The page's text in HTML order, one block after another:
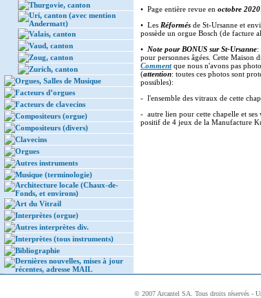
Thurgovie, canton
Uri, canton (avec mention
Andermatt)
Valais, canton
Vaud, canton
Zoug, canton
Zurich, canton
Orgues, Salles de Musique
Facteurs d’orgues
Facteurs de clavecins
Compositeurs (orgue)
Compositeurs (divers)
Clavecins
Orgues
Autres instruments
Musique (terminologie)
Architecture locale (Chaux-de-
Fonds, et environs)
Art du Vitrail
Interprètes (orgue)
Autres interprètes div.
Interprètes (tous instruments)
Bibliographie
Dernières nouvelles, mises à jour
récentes, adresse MAIL
• Page entière revue en octobre 2020
• Les Réformés de St-Ursanne et
possède un orgue Bosch (de facture
• Note pour BONUS sur St-Ursanne:
pour personnes âgées. Cette Maison
Commentque nous n'avons pas
(attention: toutes ces photos sont
possibles):
- l'ensemble des vitraux de cette
- autre lien pour cette chapelle et ses
positif de 4 jeux de la Manufacture
© 2007 Arcantel SA. Tous droits réservés -